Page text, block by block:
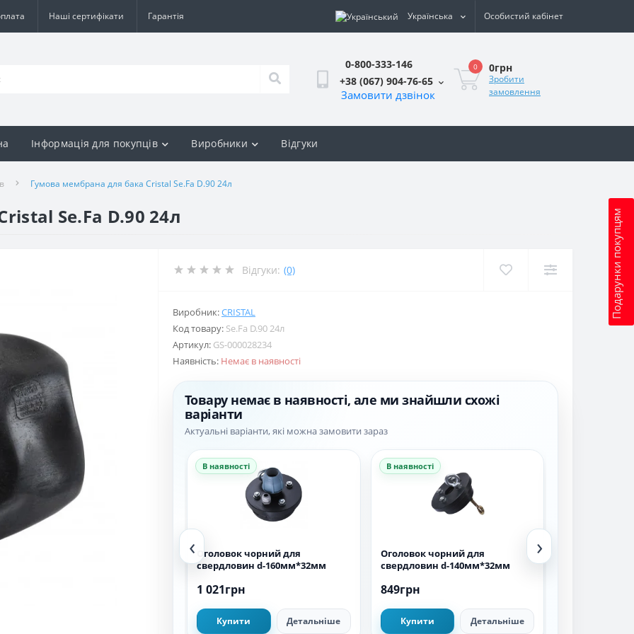
Наші сертифікати Гарантія Українська Особистий кабінет
0-800-333-146
+38 (067) 904-76-65
Замовити дзвінок
0 0грн
Зробити
замовлення
Подарунки покупцям
Інформація для покупців Виробники Відгуки
Гумова мембрана для бака Cristal Se.Fa D.90 24л
Se.Fa D.90 24л
Відгуки: (0)
Виробник:CRISTAL
Код товару: Se.Fa D.90 24л
Артикул: GS-000028234
Наявність: Немає в наявності
Товару немає в наявності, але ми знайшли схожі
варіанти
Актуальні варіанти, які можна замовити зараз
‹
В наявності В наявності
Оголовок чорний для
свердловин d-160мм*32мм
1 021грн
Купити Детальніше
В наявності
Оголовок чорний для
свердловин d-140мм*32мм
849грн
Купити Детальніше
›